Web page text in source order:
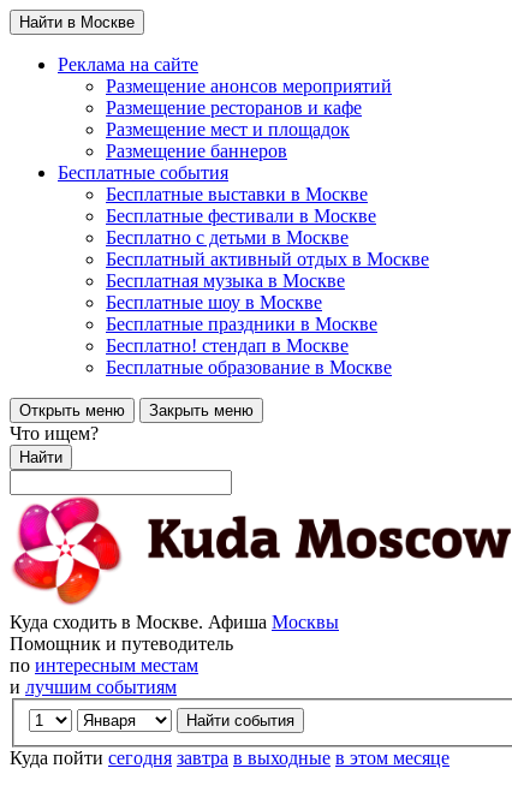
Найти в Москве
Реклама на сайте
Размещение анонсов мероприятий
Размещение ресторанов и кафе
Размещение мест и площадок
Размещение баннеров
Бесплатные события
Бесплатные выставки в Москве
Бесплатные фестивали в Москве
Бесплатно с детьми в Москве
Бесплатный активный отдых в Москве
Бесплатная музыка в Москве
Бесплатные шоу в Москве
Бесплатные праздники в Москве
Бесплатно! стендап в Москве
Бесплатные образование в Москве
Открыть меню Закрыть меню
Что ищем?
Найти
Куда сходить в Москве. Афиша Москвы
Помощник и путеводитель
по интересным местам
и лучшим событиям
Куда пойти сегодня завтра в выходные в этом месяце